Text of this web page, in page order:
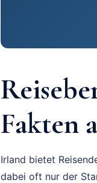
Fakten
Irland bietet
dabei oft nur der